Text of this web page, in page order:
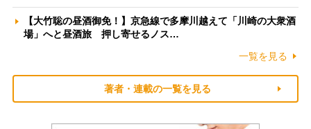
【大竹聡の昼酒御免！】京急線で多摩川越えて「川崎の大衆酒
場」へと昼酒旅 押し寄せるノス…
一覧を見る
著者・連載の一覧を見る